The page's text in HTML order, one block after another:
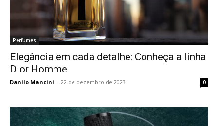
Perfumes
Elegância em cada detalhe: Conheça a linha
Dior Homme
Danilo Mancini - 22 de dezembro de 2023 0